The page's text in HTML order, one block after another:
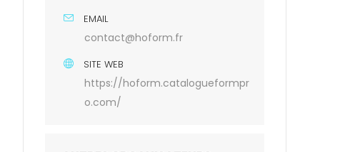
EMAIL
contact@hoform.fr
SITE WEB
https://hoform.catalogueformpr
o.com/